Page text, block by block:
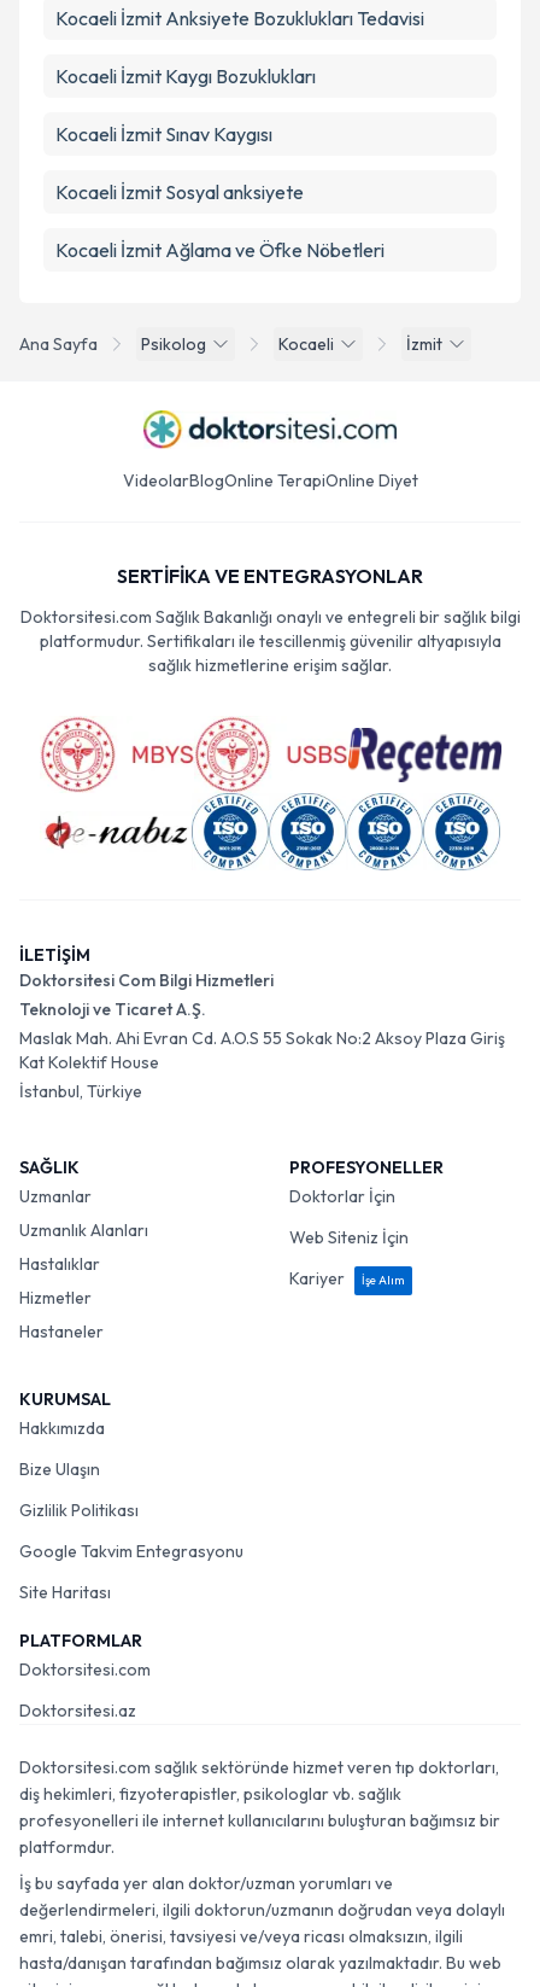
Ana Sayfa Psikolog Kocaeli İzmit
Kocaeli İzmit Anksiyete Bozuklukları Tedavisi
Kocaeli İzmit Kaygı Bozuklukları
Kocaeli İzmit Sınav Kaygısı
Kocaeli İzmit Sosyal anksiyete
Kocaeli İzmit Ağlama ve Öfke Nöbetleri
VideolarBlogOnline TerapiOnline Diyet
SERTİFİKA VE ENTEGRASYONLAR
Doktorsitesi.com Sağlık Bakanlığı onaylı ve entegreli bir sağlık bilgi
platformudur. Sertifikaları ile tescillenmiş güvenilir altyapısıyla
sağlık hizmetlerine erişim sağlar.
İLETİŞİM
Doktorsitesi Com Bilgi Hizmetleri
Teknoloji ve Ticaret A.Ş.
Maslak Mah. Ahi Evran Cd. A.O.S 55 Sokak No:2 Aksoy Plaza Giriş
Kat Kolektif House
İstanbul, Türkiye
SAĞLIK
Uzmanlar
Uzmanlık Alanları
Hastalıklar
Hizmetler
Hastaneler
PROFESYONELLER
Doktorlar İçin
Web Siteniz İçin
Kariyer
İşe Alım
KURUMSAL
Hakkımızda
Bize Ulaşın
Gizlilik Politikası
Google Takvim Entegrasyonu
Site Haritası
PLATFORMLAR
Doktorsitesi.com
Doktorsitesi.az
Doktorsitesi.com sağlık sektöründe hizmet veren tıp doktorları,
diş hekimleri, fizyoterapistler, psikologlar vb. sağlık
profesyonelleri ile internet kullanıcılarını buluşturan bağımsız bir
platformdur.
İş bu sayfada yer alan doktor/uzman yorumları ve
değerlendirmeleri, ilgili doktorun/uzmanın doğrudan veya dolaylı
emri, talebi, önerisi, tavsiyesi ve/veya ricası olmaksızın, ilgili
hasta/danışan tarafından bağımsız olarak yazılmaktadır. Bu web